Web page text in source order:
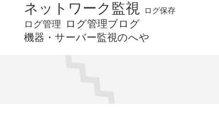
ネットワーク監視 ログ保存
ログ管理
ログ管理ブログ
機器・サーバー監視のへや